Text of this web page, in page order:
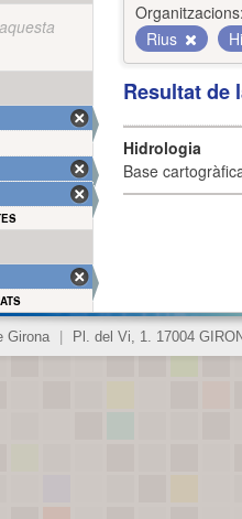
Organitzacions:
Rius
Resultat de
Hidrologia
Base
Girona Pl. del Vi, 1. 17004